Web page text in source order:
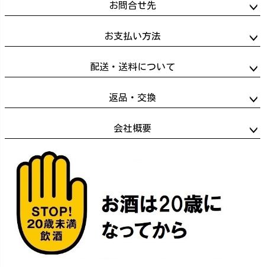
お問合せ先
お支払い方法
配送・送料について
返品・交換
会社概要